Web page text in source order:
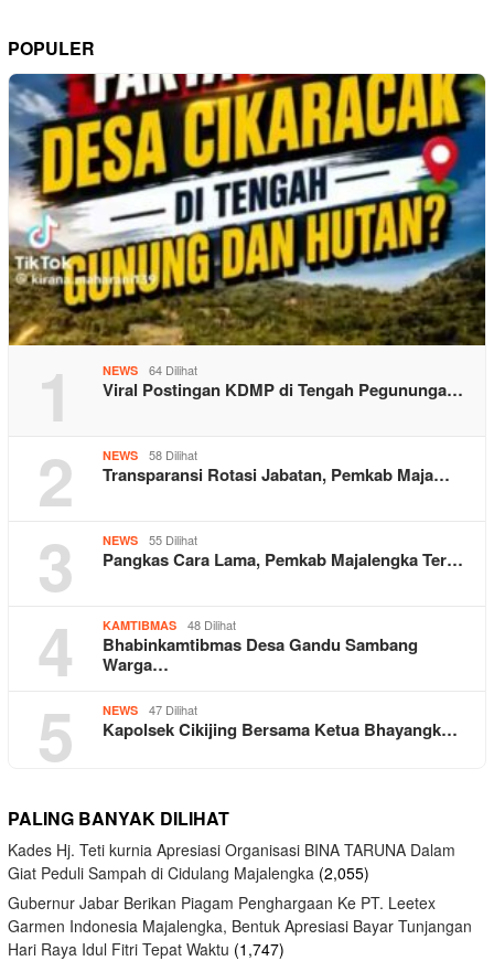
POPULER
1 NEWS 64 Dilihat
Viral Postingan KDMP di Tengah Pegununga…
2 NEWS 58 Dilihat
Transparansi Rotasi Jabatan, Pemkab Maja…
3 NEWS 55 Dilihat
Pangkas Cara Lama, Pemkab Majalengka Ter…
4 KAMTIBMAS 48 Dilihat
Bhabinkamtibmas Desa Gandu Sambang
Warga…
5 NEWS 47 Dilihat
Kapolsek Cikijing Bersama Ketua Bhayangk…
PALING BANYAK DILIHAT
Kades Hj. Teti kurnia Apresiasi Organisasi BINA TARUNA Dalam
Giat Peduli Sampah di Cidulang Majalengka (2,055)
Gubernur Jabar Berikan Piagam Penghargaan Ke PT. Leetex
Garmen Indonesia Majalengka, Bentuk Apresiasi Bayar Tunjangan
Hari Raya Idul Fitri Tepat Waktu (1,747)